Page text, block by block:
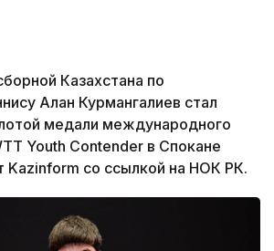
Казахстана по
Алан Курмангалиев стал
медали международного
Youth Contender в Спокане
со ссылкой на НОК РК.